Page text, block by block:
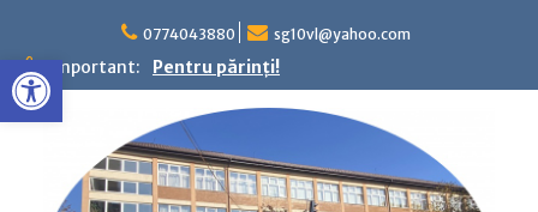
Deschide bara de unelte
content
0774043880 sg10vl@yahoo.com
Important: Pentru părinţi!